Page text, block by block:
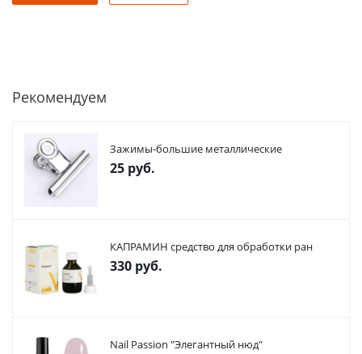
Рекомендуем
Зажимы-большие металлические
25 руб.
КАПРАМИН средство для обработки ран
330 руб.
Nail Passion "Элегантный нюд"